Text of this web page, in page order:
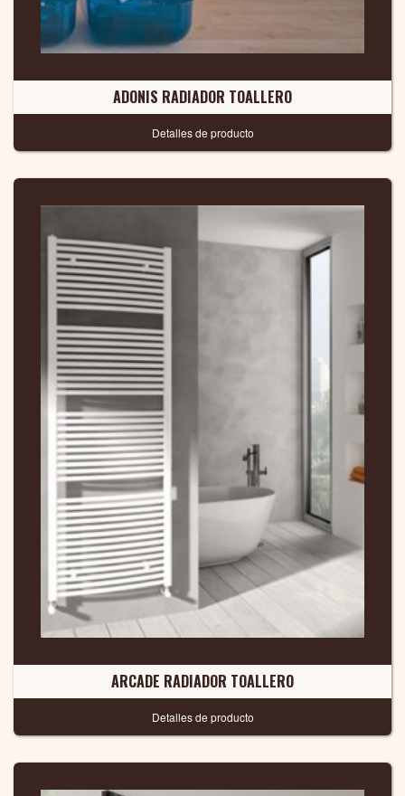
ADONIS RADIADOR TOALLERO
Detalles de producto
ARCADE RADIADOR TOALLERO
Detalles de producto